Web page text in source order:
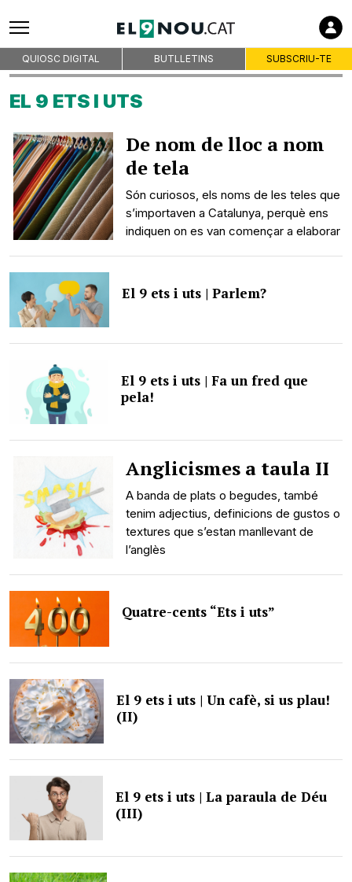
QUIOSC DIGITAL BUTLLETINS SUBSCRIU-TE
EL 9 ETS I UTS
De nom de lloc a nom
de tela
Són curiosos, els noms de les teles que
s’importaven a Catalunya, perquè ens
indiquen on es van començar a elaborar
El 9 ets i uts | Parlem?
El 9 ets i uts | Fa un fred que
pela!
Anglicismes a taula II
A banda de plats o begudes, també
tenim adjectius, definicions de gustos o
textures que s’estan manllevant de
l’anglès
Quatre-cents “Ets i uts”
El 9 ets i uts | Un cafè, si us plau!
(II)
El 9 ets i uts | La paraula de Déu
(III)